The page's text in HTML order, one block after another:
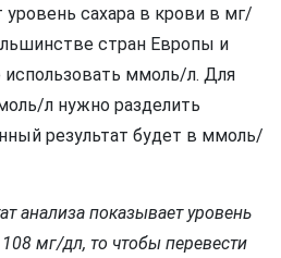
сахара в крови в мг/
стран Европы и
использовать ммоль/л. Для
л нужно разделить
результат будет в ммоль/
анализа показывает уровень
мг/дл, то чтобы перевести